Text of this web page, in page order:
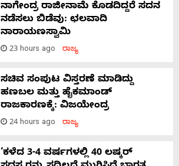
ನಾಗೇಂದ್ರ ರಾಜೀನಾಮೆ ಕೊಡದಿದ್ದರೆ ಸದನ
ನಡೆಸಲು ಬಿಡೆವು: ಛಲವಾದಿ
ನಾರಾಯಣಸ್ವಾಮಿ
23 hours ago ರಾಜ್ಯ
ಸಚಿವ ಸಂಪುಟ ವಿಸ್ತರಣೆ ಮಾಡಿದ್ದು
ಹಣಬಲ ಮತ್ತು ಹೈಕಮಾಂಡ್
ರಾಜಕಾರಣಕ್ಕೆ: ವಿಜಯೇಂದ್ರ
24 hours ago ರಾಜ್ಯ
‘ಕಳೆದ 3-4 ವರ್ಷಗಳಲ್ಲಿ 40 ಲಷ್ಕರ್